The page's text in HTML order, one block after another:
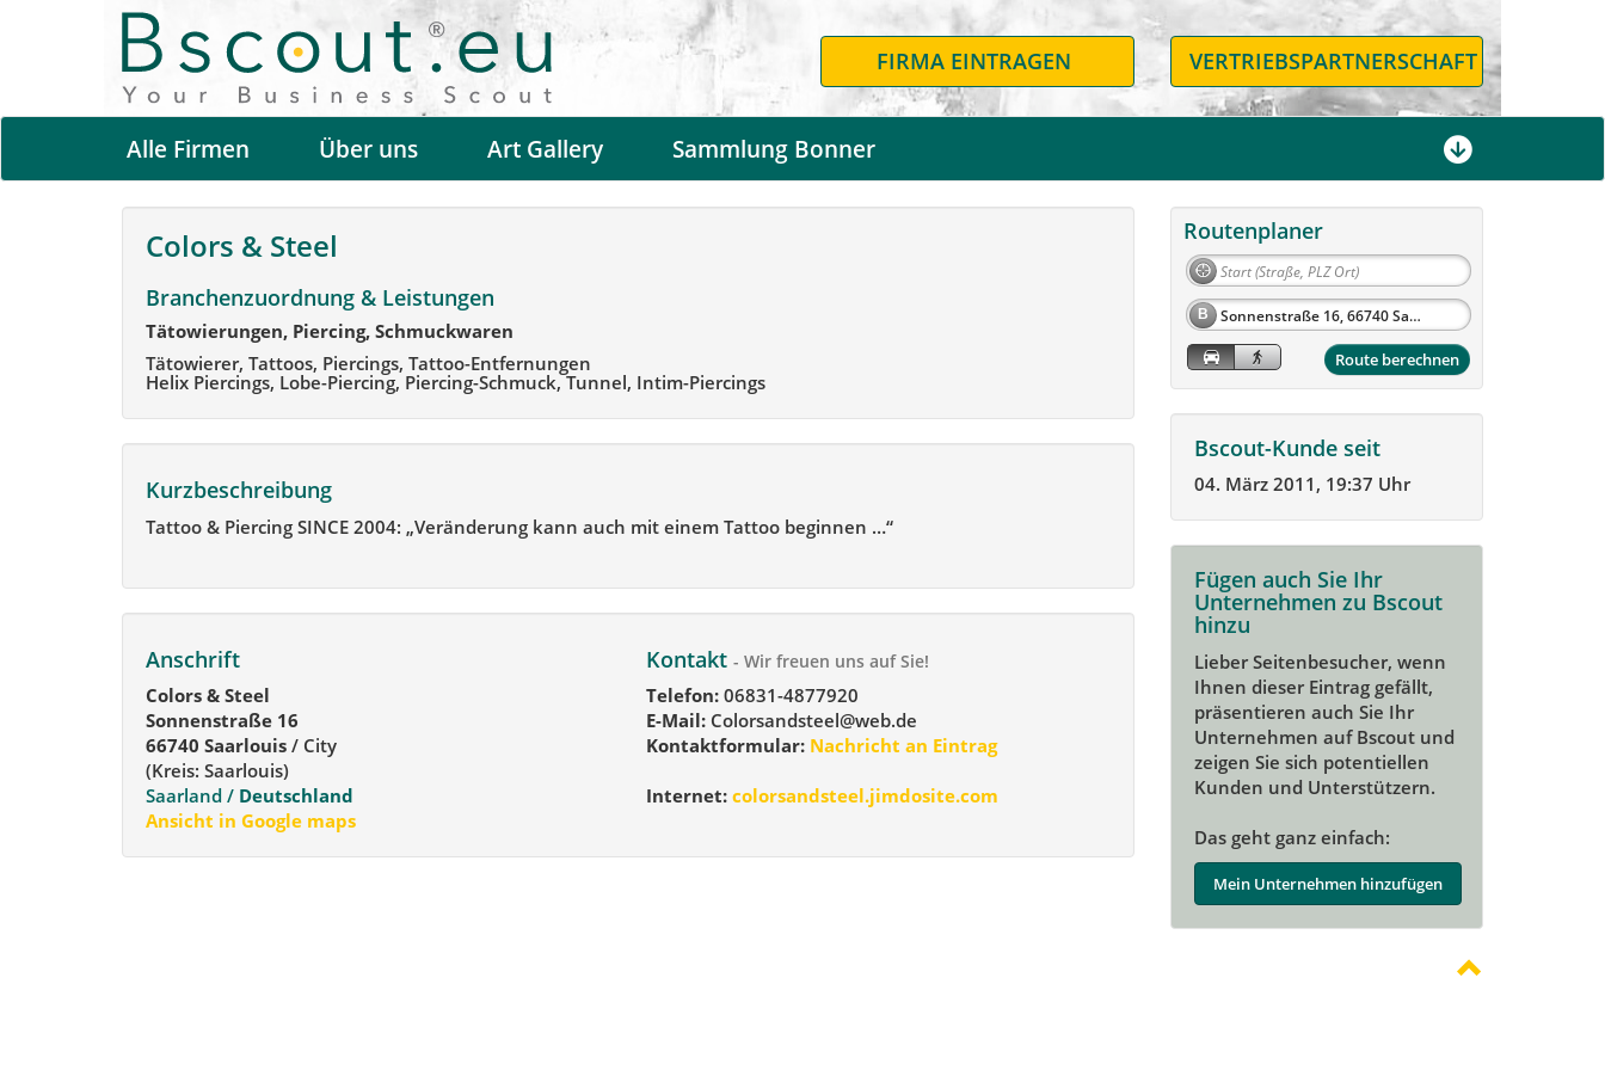
FIRMA EINTRAGEN VERTRIEBSPARTNERSCHAFT
Alle Firmen Über uns Art Gallery Sammlung Bonner
Colors & Steel
Branchenzuordnung & Leistungen
Tätowierungen, Piercing, Schmuckwaren
Tätowierer, Tattoos, Piercings, Tattoo-Entfernungen
Helix Piercings, Lobe-Piercing, Piercing-Schmuck, Tunnel, Intim-Piercings
Kurzbeschreibung
Tattoo & Piercing SINCE 2004: „Veränderung kann auch mit einem Tattoo beginnen …“
Anschrift
Colors & Steel
Sonnenstraße 16
66740 Saarlouis / City
(Kreis: Saarlouis)
Saarland / Deutschland
Ansicht in Google maps
Kontakt - Wir freuen uns auf Sie!
Telefon:06831-4877920
E-Mail:Colorsandsteel@web.de
Kontaktformular:Nachricht an Eintrag
Internet: colorsandsteel.jimdosite.com
Routenplaner
B
Route berechnen
Bscout-Kunde seit
04. März 2011, 19:37 Uhr
Fügen auch Sie Ihr
Unternehmen zu Bscout
hinzu
Lieber Seitenbesucher, wenn
Ihnen dieser Eintrag gefällt,
präsentieren auch Sie Ihr
Unternehmen auf Bscout und
zeigen Sie sich potentiellen
Kunden und Unterstützern.
Das geht ganz einfach:
Mein Unternehmen hinzufügen